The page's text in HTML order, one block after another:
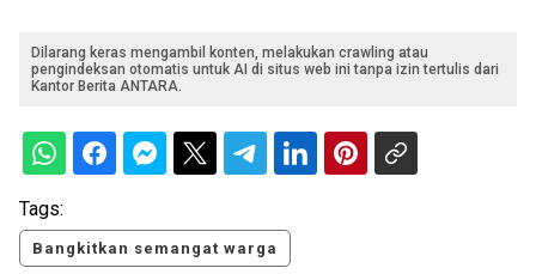
Dilarang keras mengambil konten, melakukan crawling atau
pengindeksan otomatis untuk AI di situs web ini tanpa izin tertulis dari
Kantor Berita ANTARA.
Tags:
Bangkitkan semangat warga